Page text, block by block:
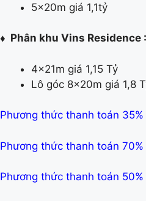
5x20m giá 1,1tỷ
♦ Phân khu Vins Residence
4x21m giá 1,15 Tỷ
Lô góc 8x20m giá 1,8
Phương thức thanh toán 35%
Phương thức thanh toán 70%
Phương thức thanh toán 50%